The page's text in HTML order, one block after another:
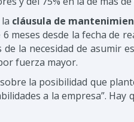
cláusula de
meses desde la fecha de
la necesidad de asumir
fuerza mayor.
la posibilidad que
a la empresa”.